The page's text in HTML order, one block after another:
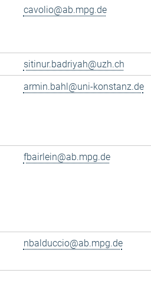
cavolio@ab.mpg.de
sitinur.badriyah@uzh.ch
armin.bahl@uni-konstanz.de
fbairlein@ab.mpg.de
nbalduccio@ab.mpg.de